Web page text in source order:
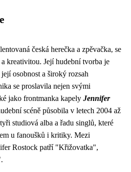
česká herečka a zpěvačka, se
kreativitou. Její hudební tvorba je
osobnost a široký rozsah
se proslavila nejen svými
jako frontmanka kapely Jennifer
scéně působila v letech 2004 až
studiová alba a řadu singlů, které
u fanoušků i kritiky. Mezi
Rostock patří "Křižovatka",